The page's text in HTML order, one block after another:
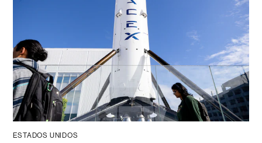
ESTADOS UNIDOS